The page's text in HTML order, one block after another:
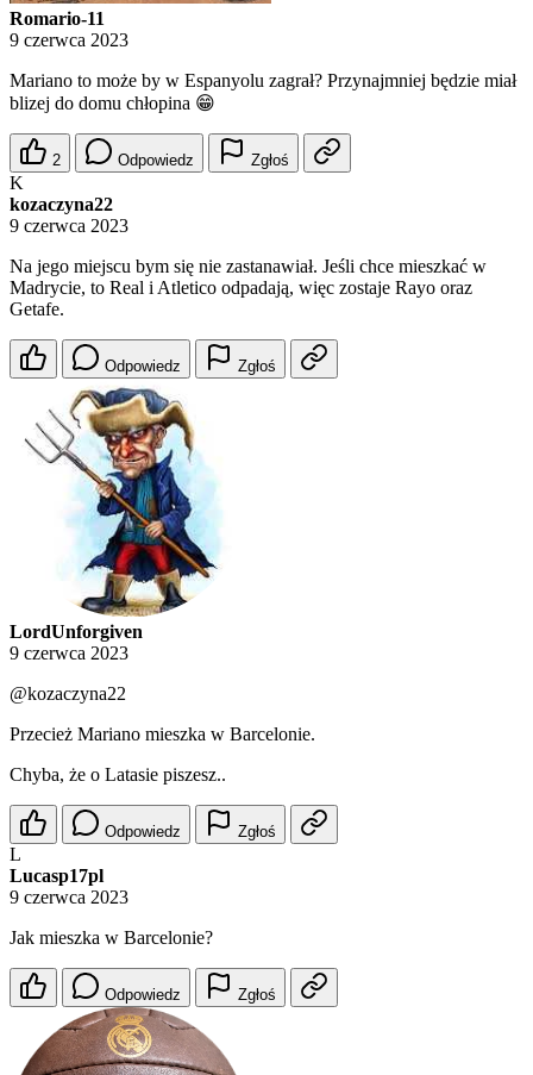
Romario-11
9 czerwca 2023
Mariano to może by w Espanyolu zagrał? Przynajmniej będzie miał
blizej do domu chłopina 😁
2 Odpowiedz Zgłoś
K
kozaczyna22
9 czerwca 2023
Na jego miejscu bym się nie zastanawiał. Jeśli chce mieszkać w
Madrycie, to Real i Atletico odpadają, więc zostaje Rayo oraz
Getafe.
Odpowiedz Zgłoś
LordUnforgiven
9 czerwca 2023
@kozaczyna22
Przecież Mariano mieszka w Barcelonie.
Chyba, że o Latasie piszesz..
Odpowiedz Zgłoś
L
Lucasp17pl
9 czerwca 2023
Jak mieszka w Barcelonie?
Odpowiedz Zgłoś